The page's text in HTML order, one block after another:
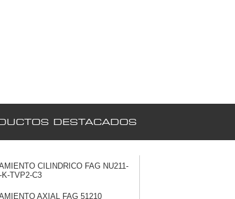
DESTACADOS
CILINDRICO FAG NU211-
K-TVP2-C3
AXIAL FAG 51210